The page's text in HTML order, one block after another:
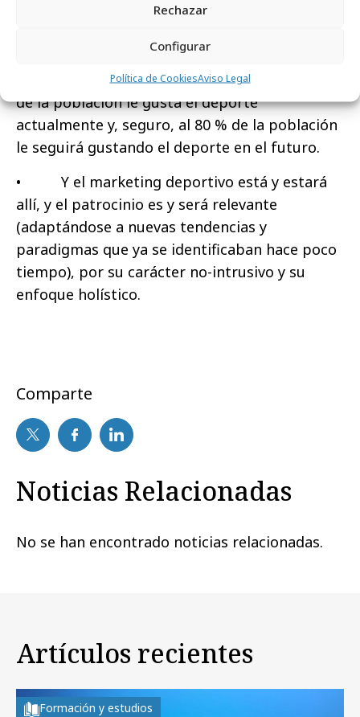
Rechazar
Configurar
Política de CookiesAviso Legal
irrefutable: en general, al 80 % de la población
le ha gustado el deporte en el pasado, al 80 %
de la población le gusta el deporte
actualmente y, seguro, al 80 % de la población
le seguirá gustando el deporte en el futuro.
• Y el marketing deportivo está y estará
allí, y el patrocinio es y será relevante
(adaptándose a nuevas tendencias y
paradigmas que ya se identificaban hace poco
tiempo), por su carácter no-intrusivo y su
enfoque holístico.
Comparte
Noticias Relacionadas
No se han encontrado noticias relacionadas.
Artículos recientes
Formación y estudios